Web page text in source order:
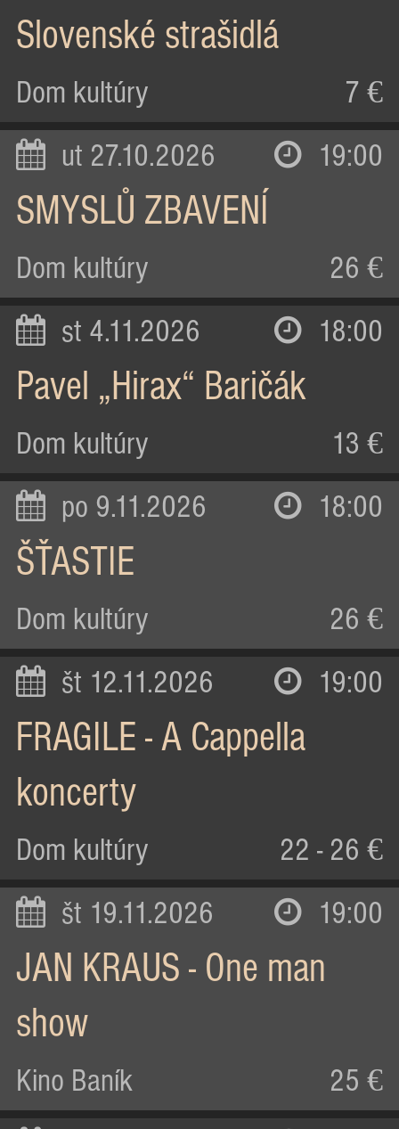
Slovenské strašidlá
Dom kultúry 7 €
ut 27.10.2026 19:00
SMYSLŮ ZBAVENÍ
Dom kultúry 26 €
st 4.11.2026 18:00
Pavel „Hirax“ Baričák
Dom kultúry 13 €
po 9.11.2026 18:00
ŠŤASTIE
Dom kultúry 26 €
št 12.11.2026 19:00
FRAGILE - A Cappella
koncerty
Dom kultúry 22 - 26 €
št 19.11.2026 19:00
JAN KRAUS - One man
show
Kino Baník 25 €